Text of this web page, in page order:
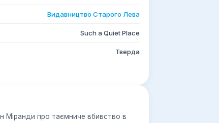
Видавництво Старого Лева
Such a Quiet Place
Тверда
Міранди про таємниче вбивство в